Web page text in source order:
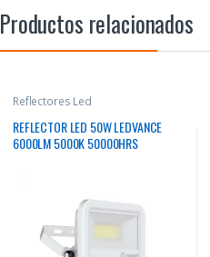
Productos relacionados
Reflectores Led
REFLECTOR LED 50W LEDVANCE
6000LM 5000K 50000HRS